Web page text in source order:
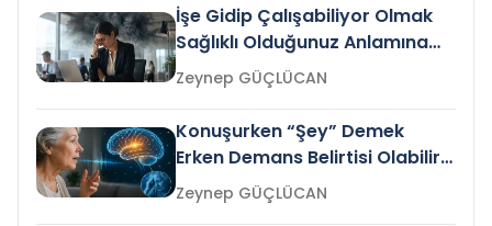
İşe Gidip Çalışabiliyor Olmak
Sağlıklı Olduğunuz Anlamına
Gelir mi?Zeynep GÜÇLÜCAN
Konuşurken “Şey” Demek
Erken Demans Belirtisi Olabilir
mi?
Zeynep GÜÇLÜCAN